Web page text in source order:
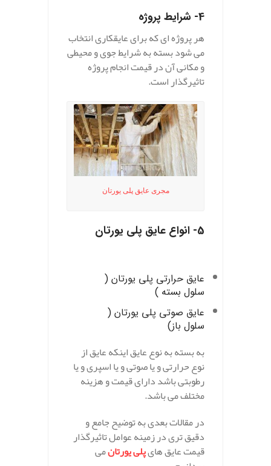
4- شرایط پروژه
هر پروژه ای که برای عایقکاری انتخاب
می شود بسته به شرایط جوی و محیطی
و مکانی آن در قیمت انجام پروژه
تاثیرگذار است.
مجری عایق پلی یورتان
5- انواع عایق پلی ‌یورتان
عایق حرارتی پلی‌ یورتان (
سلول بسته )
عایق صوتی پلی ‌یورتان (
سلول باز)
به بسته به نوع عایق اینکه عایق از
نوع حرارتی و یا صوتی و یا اسپری و یا
رطوبتی باشد دارای قیمت و هزینه
مختلف می باشد.
در مقالات بعدی به توضیح جامع و
دقیق تری در زمینه عوامل تاثیرگذار
قیمت عایق هایپلی یورتانمی